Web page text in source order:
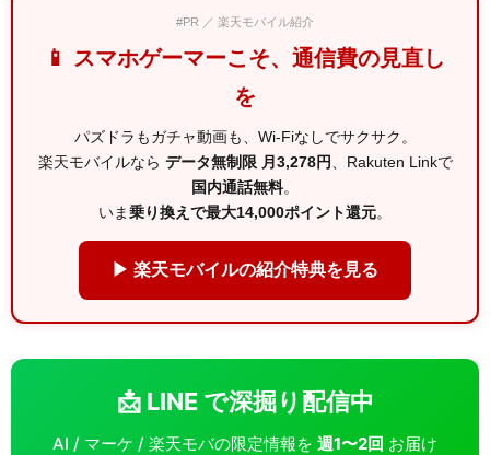
#PR ／ 楽天モバイル紹介
📱 スマホゲーマーこそ、通信費の見直し
を
パズドラもガチャ動画も、Wi-Fiなしでサクサク。
楽天モバイルなら データ無制限 月3,278円 、Rakuten Linkで
国内通話無料。
いま乗り換えで最大14,000ポイント還元。
▶ 楽天モバイルの紹介特典を見る
📩 LINE で深掘り配信中
AI / マーケ / 楽天モバの限定情報を 週1〜2回 お届け